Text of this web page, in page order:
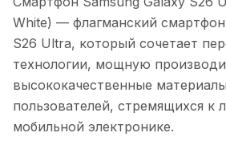
White) — флагманский смартфон
S26 Ultra, который сочетает
технологии, мощную
высококачественные
пользователей, стремящихся к
мобильной электронике.